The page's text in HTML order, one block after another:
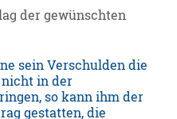
der gewünschten
sein Verschulden die
in der
so kann ihm der
gestatten, die